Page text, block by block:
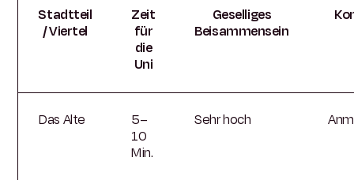
Stadtteil
/ Viertel
Zeit
für
die
Uni
Geselliges
Beisammensein
Das Alte
5–
10
Min.
Sehr hoch